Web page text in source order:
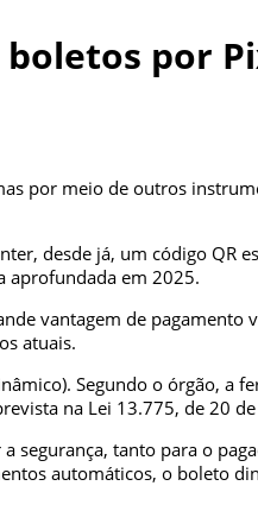
por
por meio de outros
desde já, um código QR
aprofundada em 2025.
vantagem de
atuais.
Segundo o órgão, a
na Lei 13.775, de 20
segurança, tanto para o
automáticos, o boleto